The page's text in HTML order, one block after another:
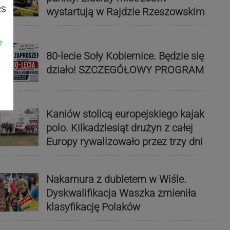
wystartują w Rajdzie Rzeszowskim
80-lecie Soły Kobiernice. Będzie się
działo! SZCZEGÓŁOWY PROGRAM
Kaniów stolicą europejskiego kajak
polo. Kilkadziesiąt drużyn z całej
Europy rywalizowało przez trzy dni
Nakamura z dubletem w Wiśle.
Dyskwalifikacja Waszka zmieniła
klasyfikację Polaków